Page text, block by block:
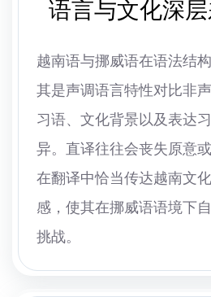
语言与文化深
越南语与挪威语在语法结
其是声调语言特性对比非
习语、文化背景以及表达
异。直译往往会丧失原意
在翻译中恰当传达越南文
感，使其在挪威语语境下
挑战。